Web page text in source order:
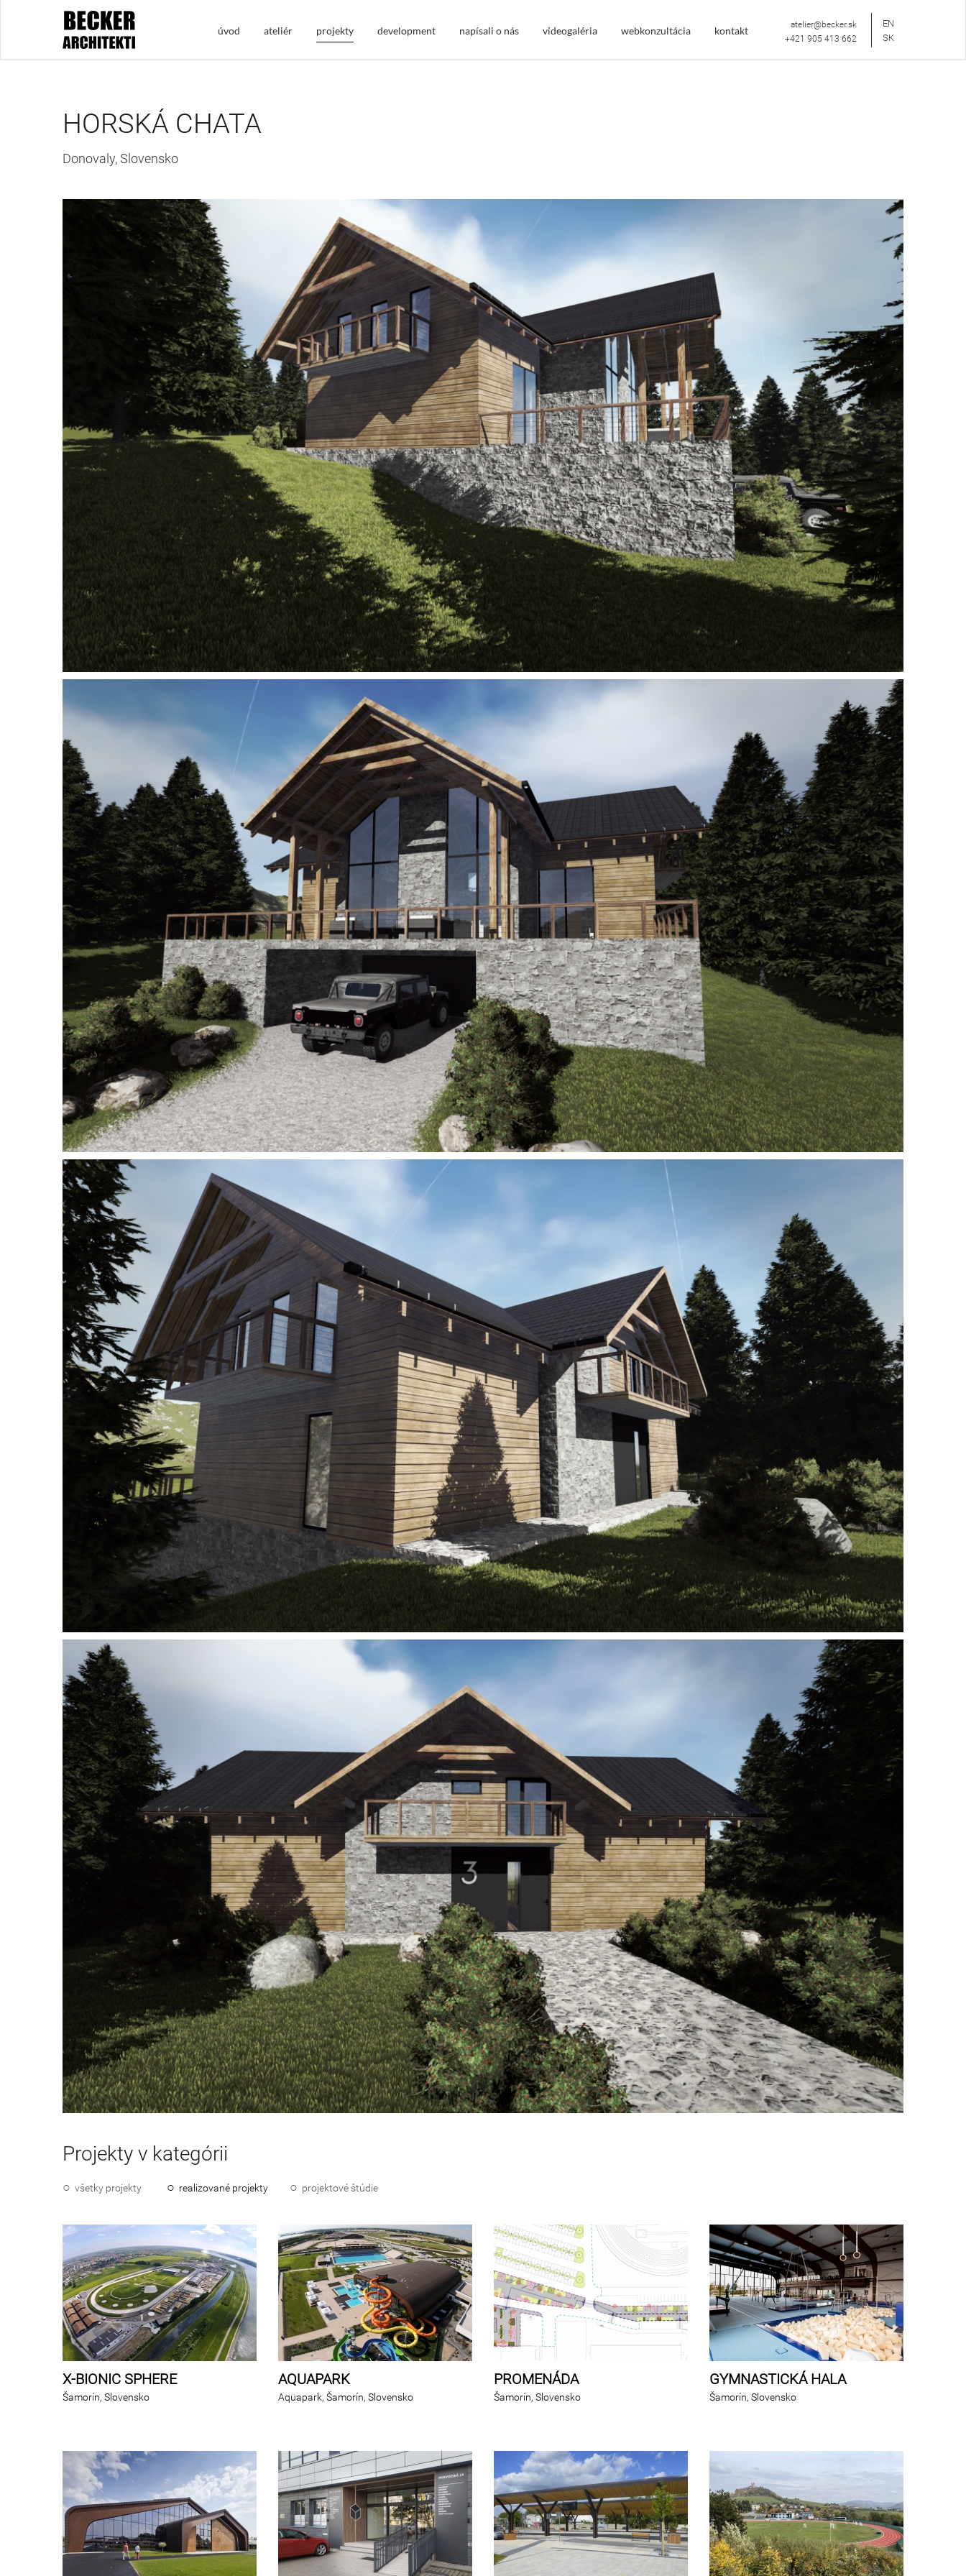
EN
SK
atelier@becker.sk
+421 905 413 662
úvod ateliér projekty development napísali o nás videogaléria webkonzultácia kontakt
HORSKÁ CHATA
Donovaly, Slovensko
Projekty v kategórii
všetky projekty realizované projekty projektové štúdie
X-BIONIC SPHERE
Šamorín, Slovensko
AQUAPARK
Aquapark, Šamorín, Slovensko
PROMENÁDA
Šamorín, Slovensko
GYMNASTICKÁ HALA
Šamorín, Slovensko